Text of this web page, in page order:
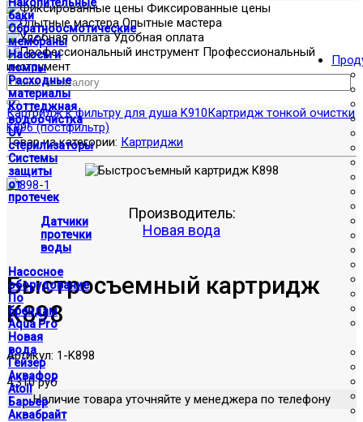
баки
Обратноосмотические
мембраны
Насосы и
помпы
Расходные
материалы
Коттеджная
водоочистка
UV
стерилизаторы
Системы
защиты
от
протечек
Датчики
протечки
воды
Насосное
оборудование
По
брендам
Aqua Pro
Новая
вода
Гейзер
Аквафор
Atoll
Барьер
Аквабрайт
Фиксированные цены
Опытные мастера
Удобная оплата
Профессиональный
инструмент
Картридж к фильтру для душа K910Картридж тонкой очистки
K896 (постфильтр)
Товар из категории: Картриджи
Производитель:
Новая вода
Быстросъемный картридж
K898
Артикул: 1-K898
4,310 руб
Наличие товара уточняйте у менеджера по телефону